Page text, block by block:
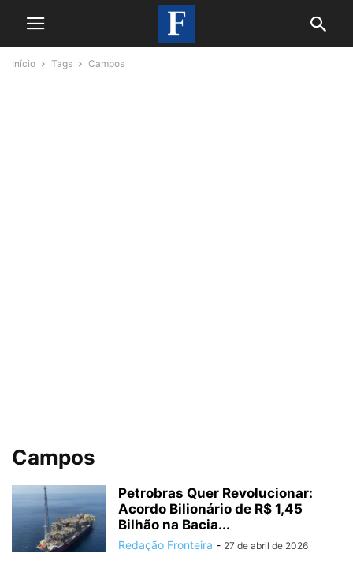
Início Tags Campos
Campos
Petrobras Quer Revolucionar:
Acordo Bilionário de R$ 1,45
Bilhão na Bacia...
Redação Fronteira - 27 de abril de 2026